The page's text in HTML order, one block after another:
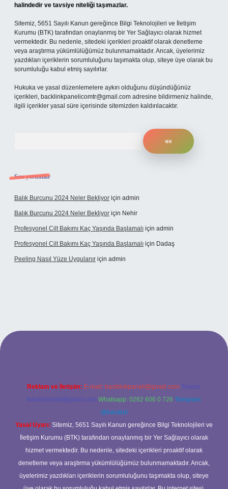
halindedir ve tavsiye niteliği taşımazlar.
Sitemiz, 5651 Sayılı Kanun gereğince Bilgi Teknolojileri ve İletişim
Kurumu (BTK) tarafından onaylanmış bir Yer Sağlayıcı olarak hizmet
vermektedir. Bu nedenle, sitedeki içerikleri proaktif olarak denetleme
veya araştırma yükümlülüğümüz bulunmamaktadır. Ancak, üyelerimiz
yazdıkları içeriklerin sorumluluğunu taşımakta olup, siteye üye olarak bu
sorumluluğu kabul etmiş sayılırlar.
Hukuka ve yasal düzenlemelere aykırı olduğunu düşündüğünüz
içerikleri, backlinkpanelicomtr@gmail.com adresine bildirmeniz halinde,
ilgili içerikler yasal süre içerisinde sitemizden kaldırılacaktır.
Son yorumlar
Balık Burcunu 2024 Neler Bekliyor için admin
Balık Burcunu 2024 Neler Bekliyor için Nehir
Profesyonel Cilt Bakımı Kaç Yaşında Başlamalı için admin
Profesyonel Cilt Bakımı Kaç Yaşında Başlamalı için Dadaş
Peeling Nasıl Yüze Uygulanır için admin
Reklam ve İletişim: E-mail: backlinkpaneli@gmail.com Teams:
forumhizmeti@gmail.com Whatsapp: 0262 606 0 726 Telegram:
@karabul
Yasal Uyarı: Sitemiz, 5651 Sayılı Kanun gereğince Bilgi Teknolojileri ve
İletişim Kurumu (BTK) tarafından onaylanmış bir Yer Sağlayıcı olarak
hizmet vermektedir. Bu nedenle, sitedeki içerikleri proaktif olarak
denetleme veya araştırma yükümlülüğümüz bulunmamaktadır. Ancak,
üyelerimiz yazdıkları içeriklerin sorumluluğunu taşımakta olup, siteye